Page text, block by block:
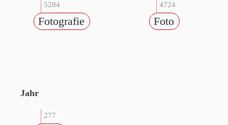
5284
Fotografie
4724
Foto
Jahr
277